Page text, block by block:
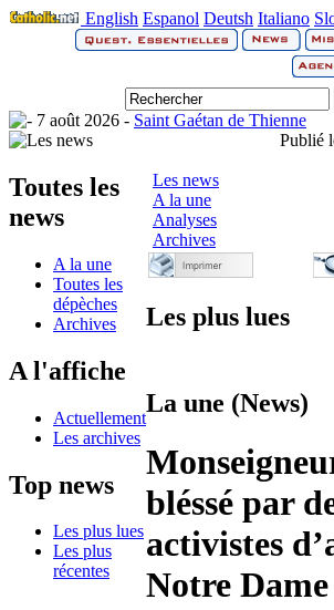
English Espanol Deutsh Italiano
7 août 2026 - Saint Gaétan de Thienne
Toutes les
news
A la une
Toutes les
dépèches
Archives
A l'affiche
Actuellement
Les archives
Top news
Les plus lues
Les plus
récentes
Publié
Les news
A la une
Analyses
Archives
Les plus lues
La une (News)
bléssé par
activistes
Notre